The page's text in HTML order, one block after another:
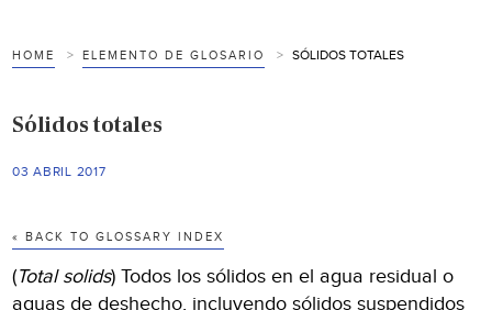
HOME ELEMENTO DE GLOSARIO SÓLIDOS TOTALES
Sólidos totales
03 ABRIL 2017
« BACK TO GLOSSARY INDEX
(Total solids) Todos los sólidos en el agua residual o
aguas de deshecho, incluyendo sólidos suspendidos